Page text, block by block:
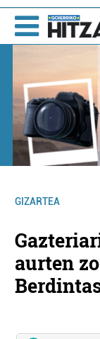
GIZARTEA
aurten